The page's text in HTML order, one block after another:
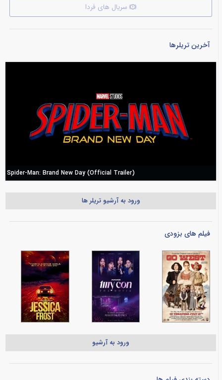
سریال های فردا
آخرین تریلرها
Spider-Man: Brand New Day (Official Trailer)
ورود به آرشیو تریلر ها
فیلم های بزودی
ورود به آرشیو